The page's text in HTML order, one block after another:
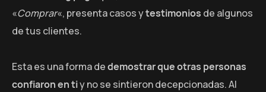
«Comprar«, presenta casos ytestimonios de algunos
de tus clientes.
Esta es una forma dedemostrar que otras personas
confiaron en tiy no se sintieron decepcionadas. Al